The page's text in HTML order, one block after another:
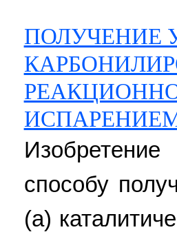
ПОЛУЧЕНИЕ
способу
(а)